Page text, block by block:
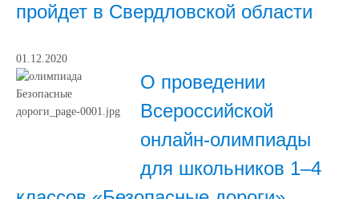
пройдет в Свердловской области
01.12.2020
О проведении
Всероссийской
онлайн-олимпиады
для школьников 1–4